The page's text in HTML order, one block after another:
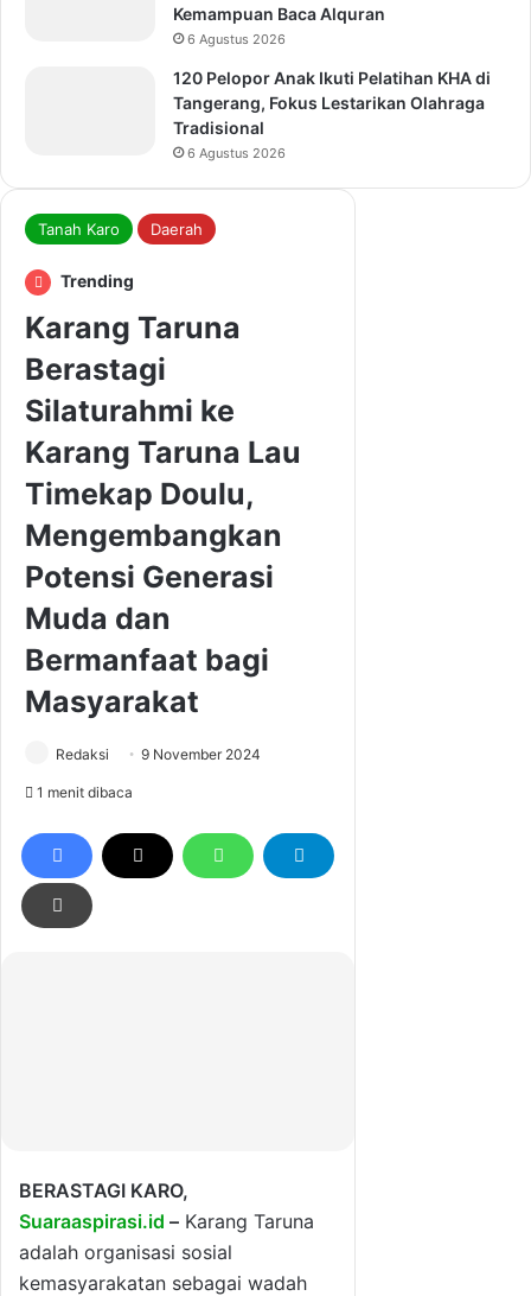
Kemampuan Baca Alquran
6 Agustus 2026
120 Pelopor Anak Ikuti Pelatihan KHA di
Tangerang, Fokus Lestarikan Olahraga
Tradisional
6 Agustus 2026